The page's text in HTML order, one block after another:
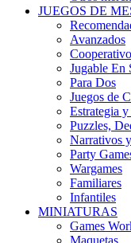
JUEGOS DE
Avanzados
Jugable En
Para Dos
Juegos de
Estrategia
Puzzles,
Narrativos
Party
Wargames
Familiares
Infantiles
MINIATURAS
Games
Maquetas